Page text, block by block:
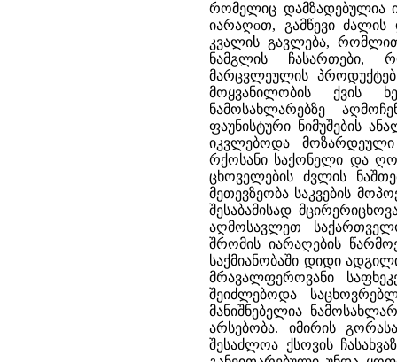
რომელიც დამზადებულია
იარაღoთ, გამწევი ძალის
კვალის გავლება,
ნამგლის ჩასართები,
მარცვლეულის
მოყვანილობის ქვის
ნამოსახლარებზე
ფაუნისტური ნიმუშების
იკვლებოდა
რქოსანი საქონელი და
ცხოველების ძვლის
მეთევზეობა საკვების
შესაბამისად
აღმოსავლეთ
შრომის იარაღების
საქმიანობაში დიდი
მრავალფეროვანი
შეიძლებოდა
მანიშნებელია
არსებობა. იმირის
შესაძლოა ქსოვის